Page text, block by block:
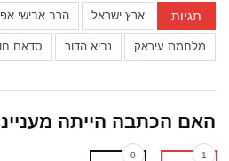
תגיות ארץ ישראל הרב אבישי
מלחמת עיראק נביא הדור סדאם
האם הכתבה הייתה
1
0